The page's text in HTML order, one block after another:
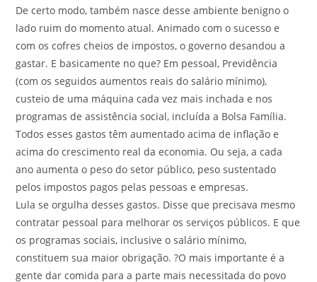
De certo modo, também nasce desse ambiente benigno o
lado ruim do momento atual. Animado com o sucesso e
com os cofres cheios de impostos, o governo desandou a
gastar. E basicamente no que? Em pessoal, Previdência
(com os seguidos aumentos reais do salário mínimo),
custeio de uma máquina cada vez mais inchada e nos
programas de assistência social, incluída a Bolsa Família.
Todos esses gastos têm aumentado acima de inflação e
acima do crescimento real da economia. Ou seja, a cada
ano aumenta o peso do setor público, peso sustentado
pelos impostos pagos pelas pessoas e empresas.
Lula se orgulha desses gastos. Disse que precisava mesmo
contratar pessoal para melhorar os serviços públicos. E que
os programas sociais, inclusive o salário mínimo,
constituem sua maior obrigação. ?O mais importante é a
gente dar comida para a parte mais necessitada do povo